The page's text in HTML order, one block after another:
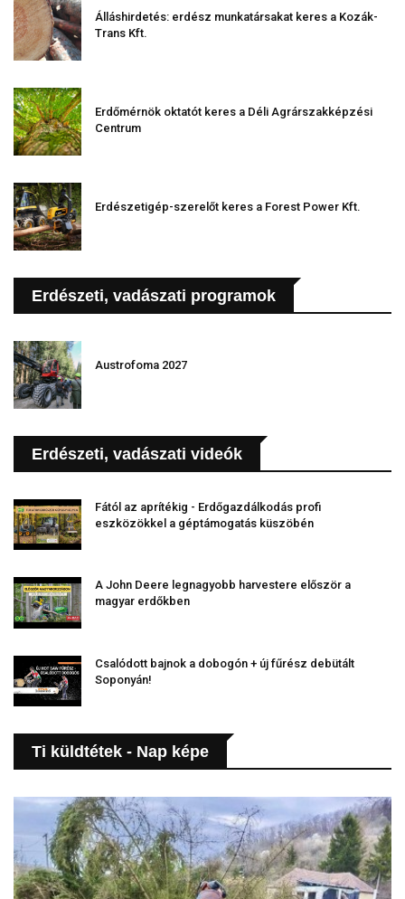
Álláshirdetés: erdész munkatársakat keres a Kozák-
Trans Kft.
Erdőmérnök oktatót keres a Déli Agrárszakképzési
Centrum
Erdészetigép-szerelőt keres a Forest Power Kft.
Erdészeti, vadászati programok
Austrofoma 2027
Erdészeti, vadászati videók
Fától az aprítékig - Erdőgazdálkodás profi
eszközökkel a géptámogatás küszöbén
A John Deere legnagyobb harvestere először a
magyar erdőkben
Csalódott bajnok a dobogón + új fűrész debütált
Soponyán!
Ti küldtétek - Nap képe